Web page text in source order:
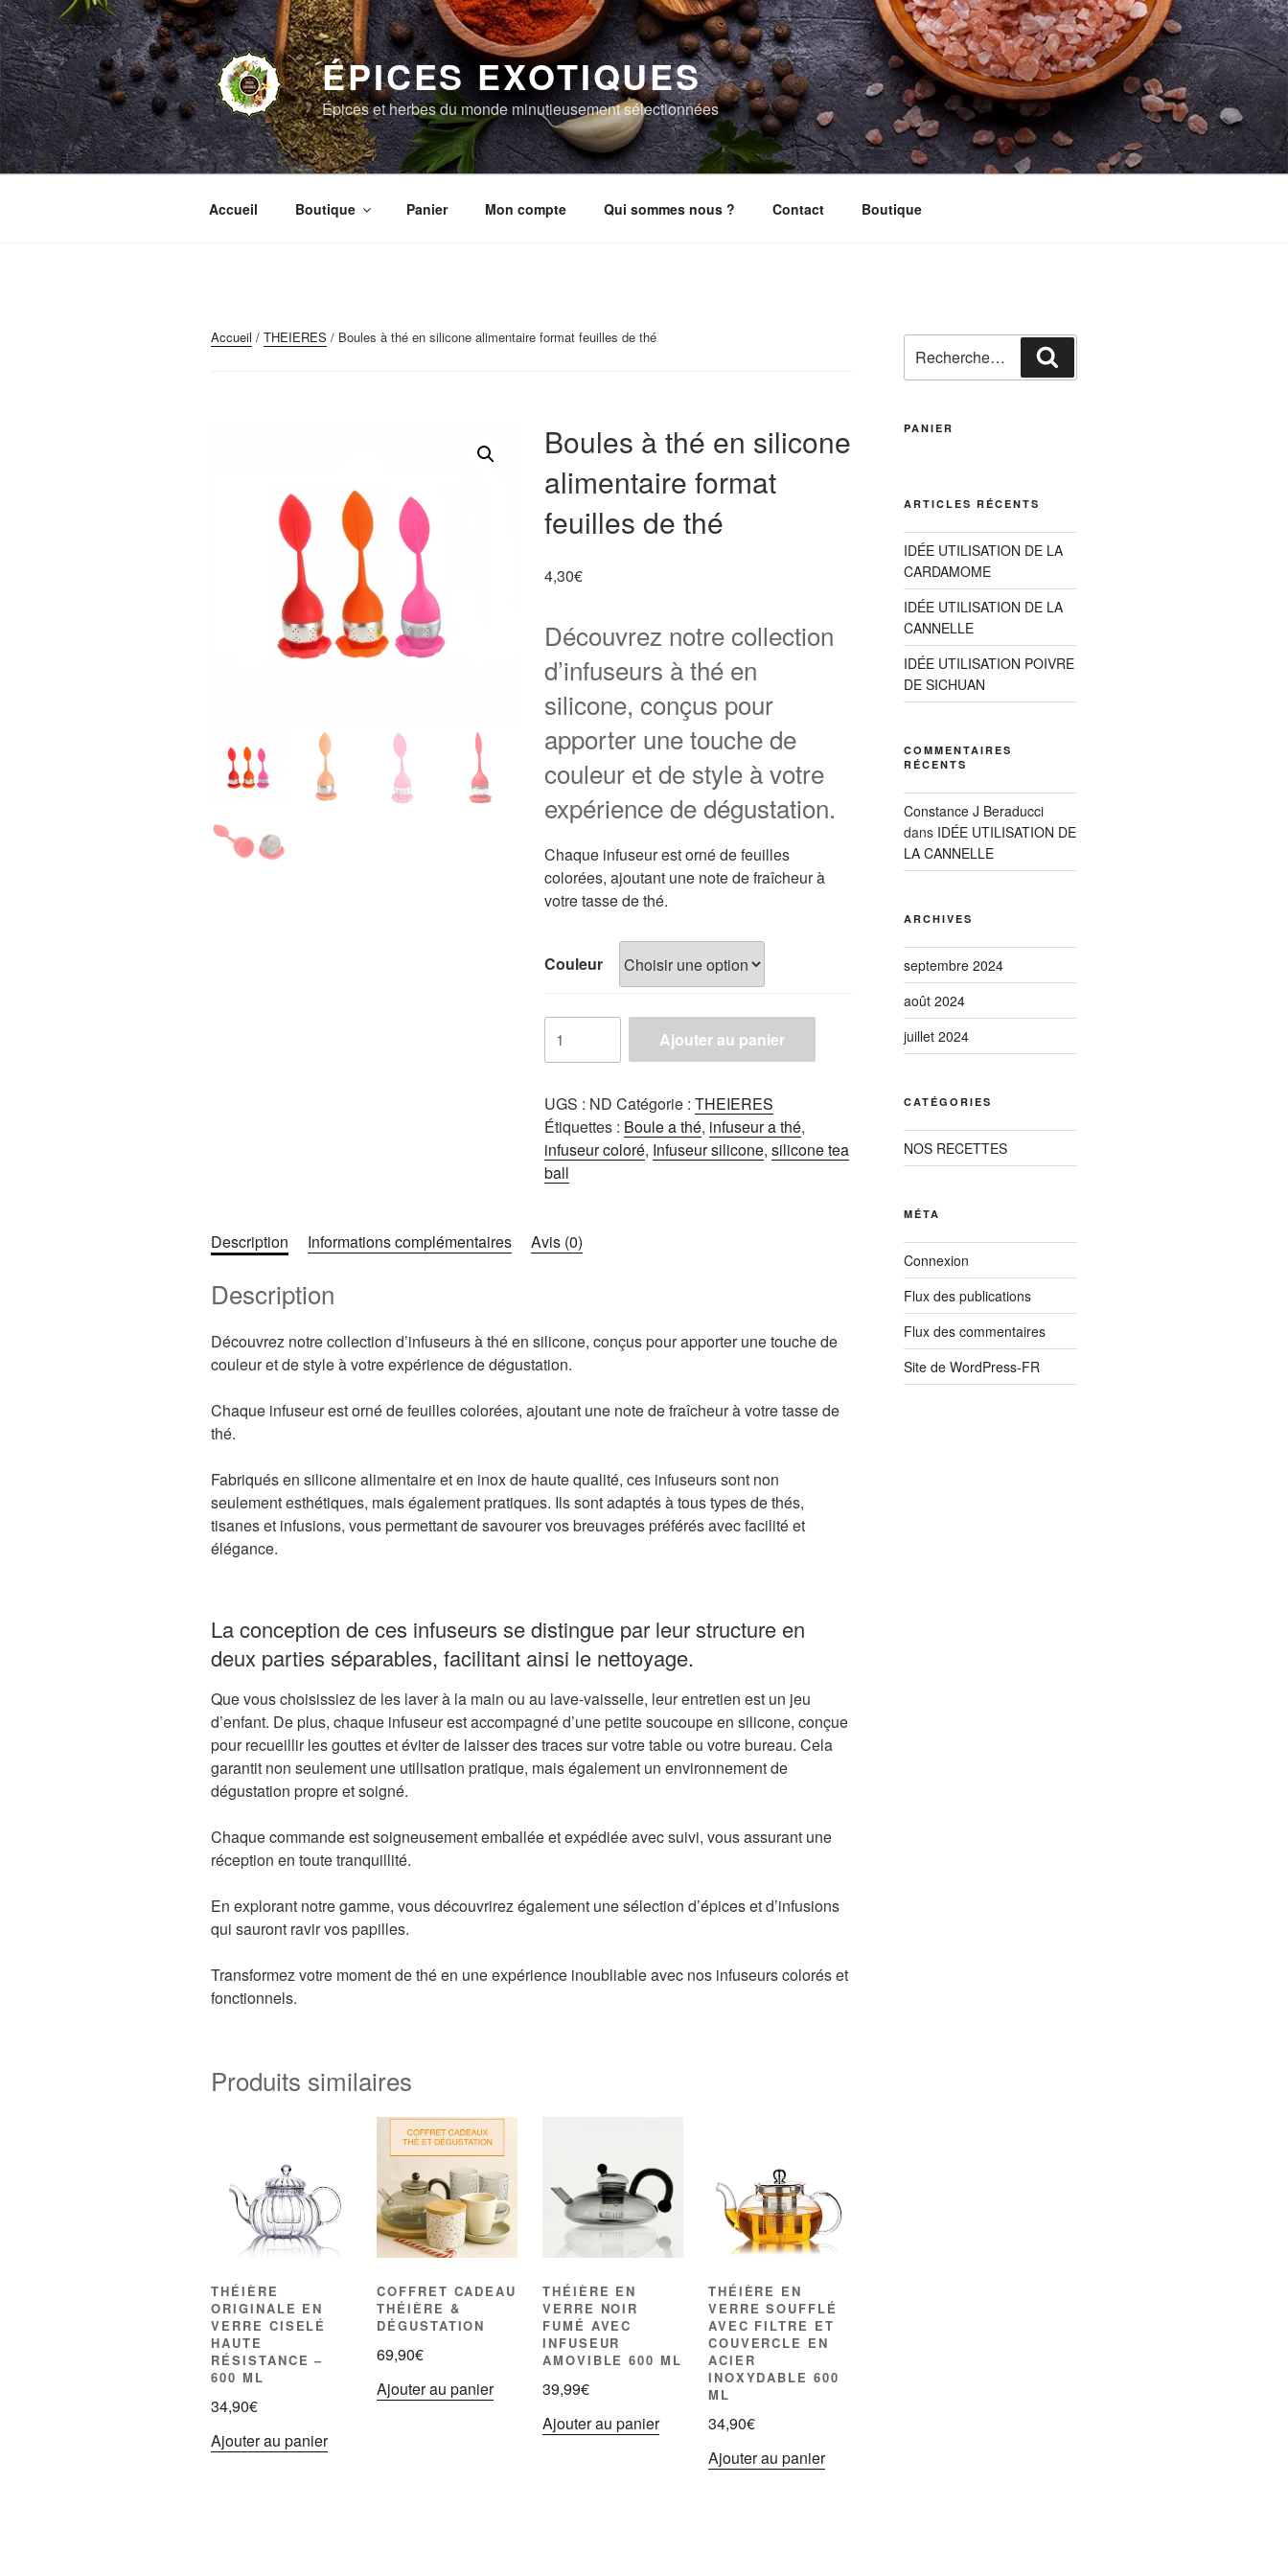
Aller
au
contenu
principal
ÉPICES EXOTIQUES
Épices et herbes du monde minutieusement sélectionnées
Accueil Boutique Panier Mon compte Qui sommes nous ? Contact Boutique
Accueil / THEIERES / Boules à thé en silicone alimentaire format feuilles de thé
Boules à thé en silicone
alimentaire format
feuilles de thé
4,30€
Découvrez notre collection
d’infuseurs à thé en
silicone, conçus pour
apporter une touche de
couleur et de style à votre
expérience de dégustation.
Chaque infuseur est orné de feuilles
colorées, ajoutant une note de fraîcheur à
votre tasse de thé.
Couleur
de
à
thé
en
silicone
alimentaire
feuilles
de
Ajouter au panier
UGS : ND Catégorie : THEIERES
Étiquettes : Boule a thé, infuseur a thé,
infuseur coloré, Infuseur silicone, silicone tea
ball
Description Informations complémentaires Avis (0)
Description
Découvrez notre collection d’infuseurs à thé en silicone, conçus pour apporter une touche de
couleur et de style à votre expérience de dégustation.
Chaque infuseur est orné de feuilles colorées, ajoutant une note de fraîcheur à votre tasse de
thé.
Fabriqués en silicone alimentaire et en inox de haute qualité, ces infuseurs sont non
seulement esthétiques, mais également pratiques. Ils sont adaptés à tous types de thés,
tisanes et infusions, vous permettant de savourer vos breuvages préférés avec facilité et
élégance.
La conception de ces infuseurs se distingue par leur structure en
deux parties séparables, facilitant ainsi le nettoyage.
Que vous choisissiez de les laver à la main ou au lave-vaisselle, leur entretien est un jeu
d’enfant. De plus, chaque infuseur est accompagné d’une petite soucoupe en silicone, conçue
pour recueillir les gouttes et éviter de laisser des traces sur votre table ou votre bureau. Cela
garantit non seulement une utilisation pratique, mais également un environnement de
dégustation propre et soigné.
Chaque commande est soigneusement emballée et expédiée avec suivi, vous assurant une
réception en toute tranquillité.
En explorant notre gamme, vous découvrirez également une sélection d’épices et d’infusions
qui sauront ravir vos papilles.
Transformez votre moment de thé en une expérience inoubliable avec nos infuseurs colorés et
fonctionnels.
Produits similaires
THÉIÈRE
ORIGINALE EN
VERRE CISELÉ
HAUTE
RÉSISTANCE –
600 ML
34,90€
Ajouter au panier
COFFRET CADEAU
THÉIÈRE &
DÉGUSTATION
69,90€
Ajouter au panier
THÉIÈRE EN
VERRE NOIR
FUMÉ AVEC
INFUSEUR
AMOVIBLE 600 ML
39,99€
Ajouter au panier
THÉIÈRE EN
VERRE SOUFFLÉ
AVEC FILTRE ET
COUVERCLE EN
ACIER
INOXYDABLE 600
ML
34,90€
Ajouter au panier
pour
:
PANIER
ARTICLES RÉCENTS
IDÉE UTILISATION DE LA
CARDAMOME
IDÉE UTILISATION DE LA
CANNELLE
IDÉE UTILISATION POIVRE
DE SICHUAN
COMMENTAIRES
RÉCENTS
Constance J Beraducci
dans IDÉE UTILISATION DE
LA CANNELLE
ARCHIVES
septembre 2024
août 2024
juillet 2024
CATÉGORIES
NOS RECETTES
MÉTA
Connexion
Flux des publications
Flux des commentaires
Site de WordPress-FR